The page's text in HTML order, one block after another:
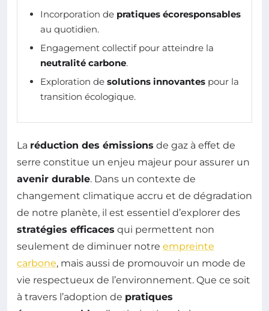
Incorporation de pratiques écoresponsables
au quotidien.
Engagement collectif pour atteindre la
neutralité carbone.
Exploration de solutions innovantes pour la
transition écologique.
La réduction des émissions de gaz à effet de
serre constitue un enjeu majeur pour assurer un
avenir durable. Dans un contexte de
changement climatique accru et de dégradation
de notre planète, il est essentiel d’explorer des
stratégies efficaces qui permettent non
seulement de diminuer notre empreinte
carbone, mais aussi de promouvoir un mode de
vie respectueux de l’environnement. Que ce soit
à travers l’adoption de pratiques